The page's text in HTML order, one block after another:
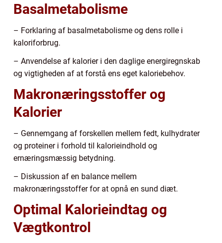
Basalmetabolisme
– Forklaring af basalmetabolisme og dens rolle i
kaloriforbrug.
– Anvendelse af kalorier i den daglige energiregnskab
og vigtigheden af at forstå ens eget kaloriebehov.
Makronæringsstoffer og
Kalorier
– Gennemgang af forskellen mellem fedt, kulhydrater
og proteiner i forhold til kalorieindhold og
ernæringsmæssig betydning.
– Diskussion af en balance mellem
makronæringsstoffer for at opnå en sund diæt.
Optimal Kalorieindtag og
Vægtkontrol